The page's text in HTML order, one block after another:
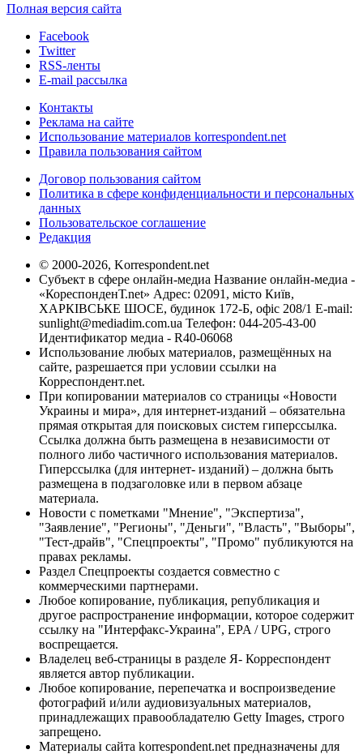
Полная версия сайта
Facebook
Twitter
RSS-ленты
E-mail рассылка
Контакты
Реклама на сайте
Использование материалов korrespondent.net
Правила пользования сайтом
Договор пользования сайтом
Политика в сфере конфиденциальности и персональных
данных
Пользовательское соглашение
Редакция
© 2000-2026, Korrespondent.net
Субъект в сфере онлайн-медиа Название онлайн-медиа -
«КореспонденТ.net» Адрес: 02091, місто Київ,
ХАРКІВСЬКЕ ШОСЕ, будинок 172-Б, офіс 208/1 E-mail:
sunlight@mediadim.com.ua Телефон: 044-205-43-00
Идентификатор медиа - R40-06068
Использование любых материалов, размещённых на
сайте, разрешается при условии ссылки на
Корреспондент.net.
При копировании материалов со страницы «Новости
Украины и мира», для интернет-изданий – обязательна
прямая открытая для поисковых систем гиперссылка.
Ссылка должна быть размещена в независимости от
полного либо частичного использования материалов.
Гиперссылка (для интернет- изданий) – должна быть
размещена в подзаголовке или в первом абзаце
материала.
Новости с пометками "Мнение", "Экспертиза",
"Заявление", "Регионы", "Деньги", "Власть", "Выборы",
"Тест-драйв", "Спецпроекты", "Промо" публикуются на
правах рекламы.
Раздел Спецпроекты создается совместно с
коммерческими партнерами.
Любое копирование, публикация, републикация и
другое распространение информации, которое содержит
ссылку на "Интерфакс-Украина", EPA / UPG, строго
воспрещается.
Владелец веб-страницы в разделе Я- Корреспондент
является автор публикации.
Любое копирование, перепечатка и воспроизведение
фотографий и/или аудиовизуальных материалов,
принадлежащих правообладателю Getty Images, строго
запрещено.
Материалы сайта korrespondent.net предназначены для